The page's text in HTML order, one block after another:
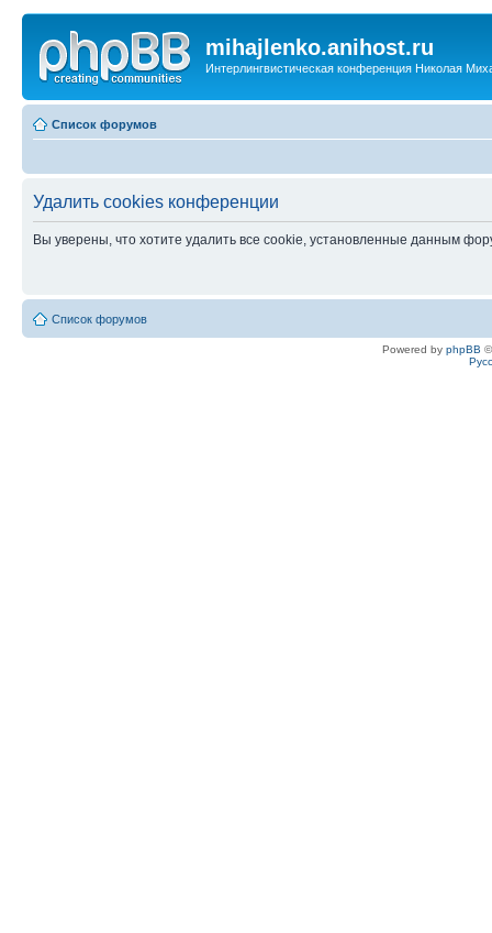
mihajlenko.anihost.ru
Интерлингвистическая конференция Николая
Список форумов
Удалить cookies конференции
Вы уверены, что хотите удалить все cookie, установленные данным
Список форумов
Powered by phpBB